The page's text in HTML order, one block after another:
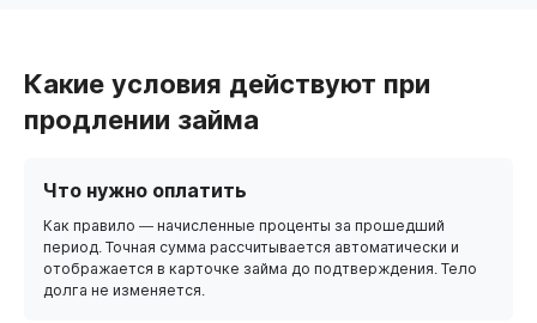
Какие условия действуют при
продлении займа
Что нужно оплатить
Как правило — начисленные проценты за прошедший
период. Точная сумма рассчитывается автоматически и
отображается в карточке займа до подтверждения. Тело
долга не изменяется.